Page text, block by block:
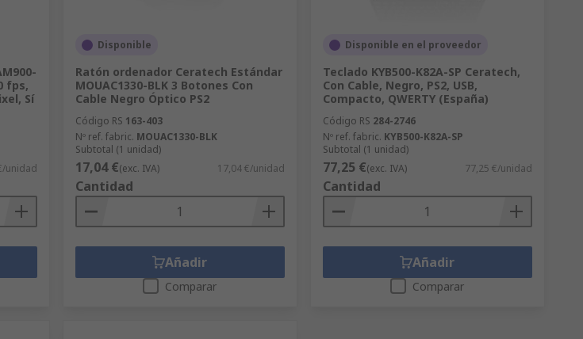
fps,
Sí
unidad
Disponible
Ratón ordenador Ceratech Estándar
MOUAC1330-BLK 3 Botones Con
Cable Negro Óptico PS2
Código RS 163-403
Nº ref. fabric. MOUAC1330-BLK
Subtotal (1 unidad)
17,04 €(exc. IVA) 17,04 €/unidad
Cantidad
Añadir
Comparar
Disponible en el proveedor
Teclado KYB500-K82A-SP Ceratech,
Con Cable, Negro, PS2, USB,
Compacto, QWERTY (España)
Código RS 284-2746
Nº ref. fabric. KYB500-K82A-SP
Subtotal (1 unidad)
77,25 €(exc. IVA) 77,25 €/unidad
Cantidad
Añadir
Comparar